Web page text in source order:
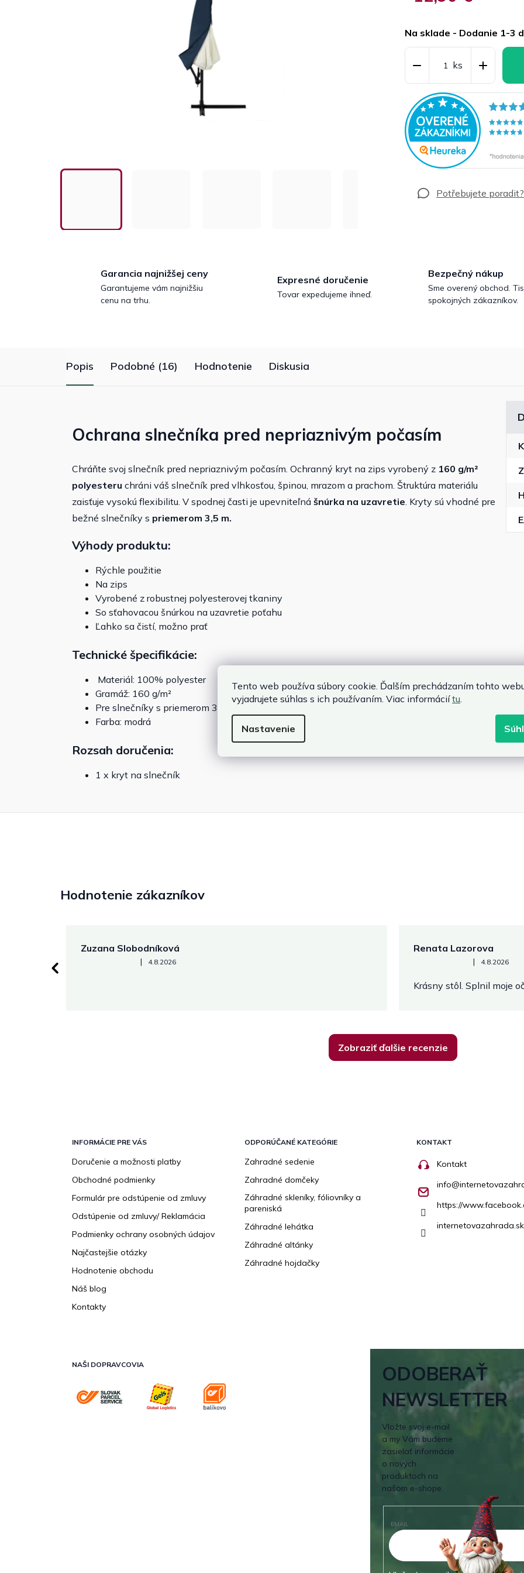
Tento web používa súbory cookie. Ďalším prechádzaním tohto
vyjadrujete súhlas s ich používaním. Viac informáciítu.
Nastavenie
cena:
Na sklade - Dodanie 1-3
Garancia najnižšej ceny
Garantujeme vám najnižšiu
cenu na trhu.
Expresné doručenie
Tovar expedujeme ihneď.
Bezpečný nákup
Sme overený obchod.
spokojných zákazníkov.
Popis Podobné (16) Hodnotenie Diskusia
Ochrana slnečníka pred nepriaznivým počasím
Chráňte svoj slnečník pred nepriaznivým počasím. Ochranný kryt na zips vyrobený z 160 g/m²
polyesteru chráni váš slnečník pred vlhkosťou, špinou, mrazom a prachom. Štruktúra materiálu
zaisťuje vysokú flexibilitu. V spodnej časti je upevniteľná šnúrka na uzavretie. Kryty sú vhodné pre
bežné slnečníky s priemerom 3,5 m.
Výhody produktu:
Rýchle použitie
Na zips
Vyrobené z robustnej polyesterovej tkaniny
So sťahovacou šnúrkou na uzavretie poťahu
Ľahko sa čistí, možno prať
Technické špecifikácie:
Materiál: 100% polyester
Gramáž: 160 g/m²
Pre slnečníky s priemerom 3,5 m
Farba: modrá
Rozsah doručenia:
1 x kryt na slnečník
Hodnotenie zákazníkov
Zuzana Slobodníková
Hodnotenie obchodu je 5 z 5 hviezdičiek.
| 4.8.2026
Renata Lazorova
Hodnotenie obchodu je 5 z
| 4.8.2026
Krásny stôl. Splnil moje
Zobraziť ďalšie recenzie
INFORMÁCIE PRE VÁS
Doručenie a možnosti platby
Obchodné podmienky
Formulár pre odstúpenie od zmluvy
Odstúpenie od zmluvy/ Reklamácia
Podmienky ochrany osobných údajov
Najčastejšie otázky
Hodnotenie obchodu
Náš blog
Kontakty
ODPORÚČANÉ KATEGÓRIE
Zahradné sedenie
Zahradné domčeky
Záhradné skleníky, fóliovníky a
pareniská
Záhradné lehátka
Záhradné altánky
Záhradné hojdačky
KONTAKT
Kontakt
info@
https://
internetovazahrada.sk
NAŠI DOPRAVCOVIA
ODOBERAŤ
NEWSLETTER
Vložte svoj e-mail
a my Vám budeme
zasielať informácie
o nových
produktoch na
našom e-shope.
EMAIL